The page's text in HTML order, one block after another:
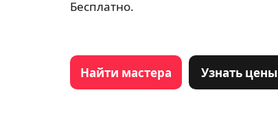
Бесплатно.
Найти мастера Узнать цены